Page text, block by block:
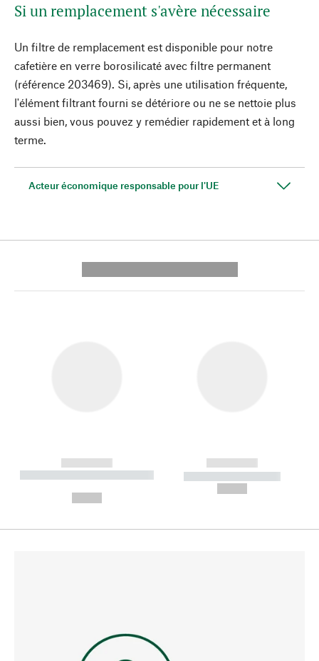
Si un remplacement s'avère nécessaire
Un filtre de remplacement est disponible pour notre
cafetière en verre borosilicaté avec filtre permanent
(référence 203469). Si, après une utilisation fréquente,
l'élément filtrant fourni se détériore ou ne se nettoie plus
aussi bien, vous pouvez y remédier rapidement et à long
terme.
Acteur économique responsable pour l'UE
------------
----------- ----------- --------
------------
----------- -----------